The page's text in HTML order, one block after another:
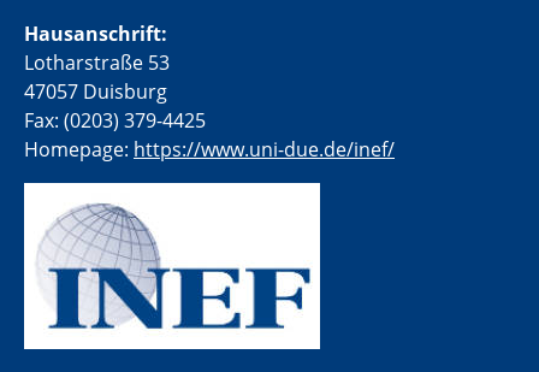
Hausanschrift:
Lotharstraße 53
47057 Duisburg
Fax: (0203) 379-4425
Homepage: https://www.uni-due.de/inef/